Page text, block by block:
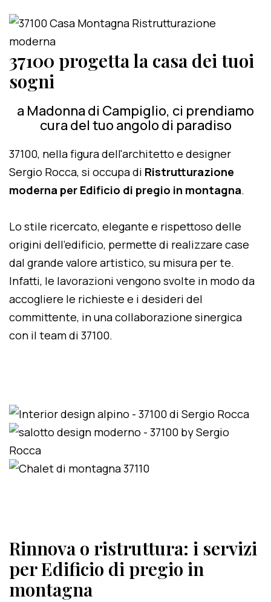
37100 progetta la casa dei tuoi
sogni
a Madonna di Campiglio, ci prendiamo
cura del tuo angolo di paradiso
37100, nella figura dell'architetto e designer
Sergio Rocca, si occupa di Ristrutturazione
moderna per Edificio di pregio in montagna.
Lo stile ricercato, elegante e rispettoso delle
origini dell'edificio, permette di realizzare case
dal grande valore artistico, su misura per te.
Infatti, le lavorazioni vengono svolte in modo da
accogliere le richieste e i desideri del
committente, in una collaborazione sinergica
con il team di 37100.
Rinnova o ristruttura: i servizi
per Edificio di pregio in
montagna